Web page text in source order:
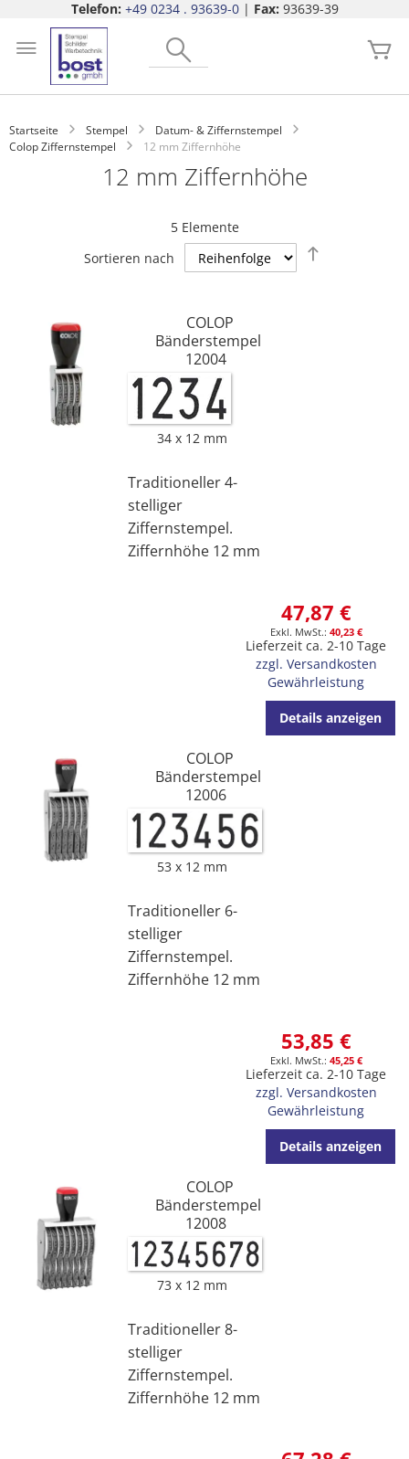
Telefon: +49 0234 . 93639-0| Fax: 93639-39
springen
Startseite Stempel
Datum- & Ziffernstempel
Colop Ziffernstempel
12 mm Ziffernhöhe
12 mm Ziffernhöhe
5Elemente
Sortieren nach
COLOP
Bänderstempel
12004
34 x 12 mm
Traditioneller 4-
stelliger
Ziffernstempel.
Ziffernhöhe 12 mm
47,87 €
40,23 €
Lieferzeit ca. 2-10 Tage
zzgl. Versandkosten
Gewährleistung
Details anzeigen
COLOP
Bänderstempel
12006
53 x 12 mm
Traditioneller 6-
stelliger
Ziffernstempel.
Ziffernhöhe 12 mm
53,85 €
45,25 €
Lieferzeit ca. 2-10 Tage
zzgl. Versandkosten
Gewährleistung
Details anzeigen
COLOP
Bänderstempel
12008
73 x 12 mm
Traditioneller 8-
stelliger
Ziffernstempel.
Ziffernhöhe 12 mm